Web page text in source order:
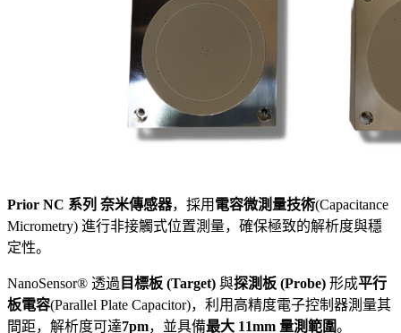
Prior NC 系列 奈米傳感器，採用 電容微測量技術(Capacitance
Micrometry) 進行非接觸式位置測量，確保極致的解析度與穩
定性。
NanoSensor® 透過 目標板 (Target) 與探測板 (Probe) 形成平行
板電容(Parallel Plate Capacitor)，利用高精度電子控制器測量其
間距，解析度可達7pm，並具備最大 11mm 量測範圍。